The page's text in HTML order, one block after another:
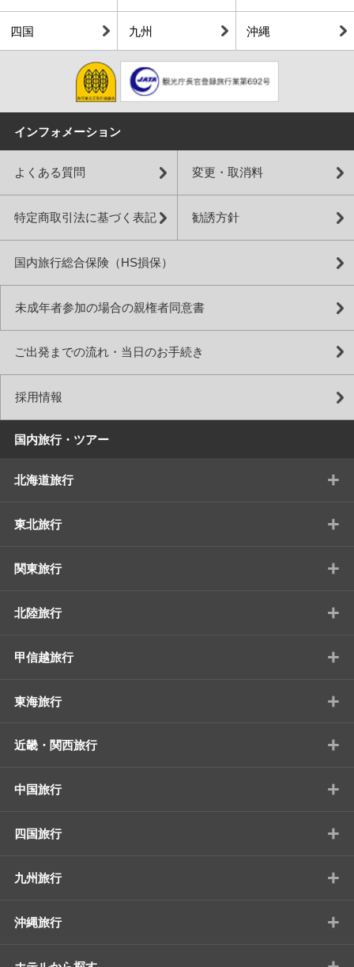
四国 九州 沖縄
インフォメーション
よくある質問 変更・取消料
特定商取引法に基づく表記 勧誘方針
国内旅行総合保険（HS損保）
未成年者参加の場合の親権者同意書
ご出発までの流れ・当日のお手続き
採用情報
国内旅行・ツアー
北海道旅行 +
東北旅行 +
関東旅行 +
北陸旅行 +
甲信越旅行 +
東海旅行 +
近畿・関西旅行 +
中国旅行 +
四国旅行 +
九州旅行 +
沖縄旅行 +